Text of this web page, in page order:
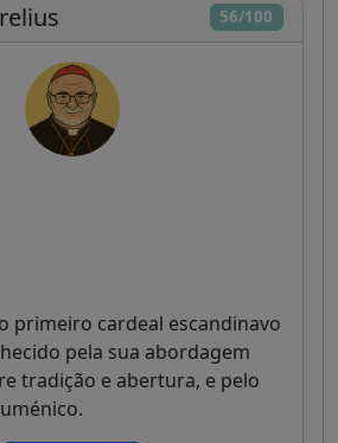
56/100
primeiro cardeal escandinavo
pela sua abordagem
tradição e abertura, e pelo